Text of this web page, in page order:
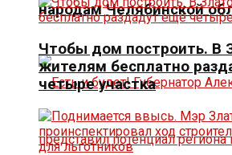
народам Челябинской
Чтобы дом построить. В
жителям бесплатно
четыре участка